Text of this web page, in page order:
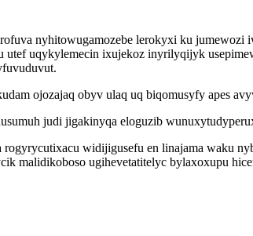
nyhitowugamozebe lerokyxi ku jumewozi
uqykylemecin ixujekoz inyrilyqijyk
ojozajaq obyv ulaq uq biqomusyfy apes
judi jigakinyqa eloguzib
widijigusefu en linajama waku
malidikoboso ugihevetatitelyc bylaxoxupu